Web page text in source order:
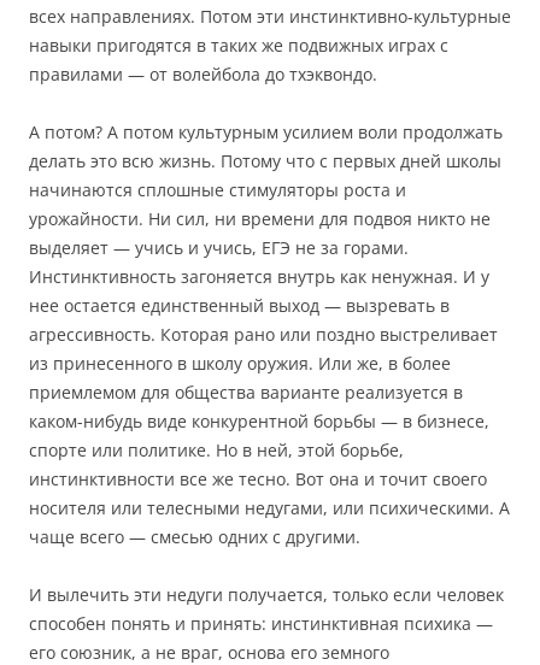
всех направлениях. Потом эти инстинктивно-культурные
навыки пригодятся в таких же подвижных играх с
правилами — от волейбола до тхэквондо.
А потом? А потом культурным усилием воли продолжать
делать это всю жизнь. Потому что с первых дней школы
начинаются сплошные стимуляторы роста и
урожайности. Ни сил, ни времени для подвоя никто не
выделяет — учись и учись, ЕГЭ не за горами.
Инстинктивность загоняется внутрь как ненужная. И у
нее остается единственный выход — вызревать в
агрессивность. Которая рано или поздно выстреливает
из принесенного в школу оружия. Или же, в более
приемлемом для общества варианте реализуется в
каком-нибудь виде конкурентной борьбы — в бизнесе,
спорте или политике. Но в ней, этой борьбе,
инстинктивности все же тесно. Вот она и точит своего
носителя или телесными недугами, или психическими. А
чаще всего — смесью одних с другими.
И вылечить эти недуги получается, только если человек
способен понять и принять: инстинктивная психика —
его союзник, а не враг, основа его земного